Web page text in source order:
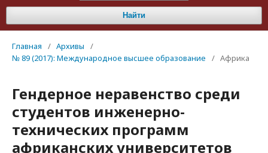
Найти
Главная / Архивы
/
№ 89 (2017): Международное высшее образование
/ Африка
Гендерное неравенство среди
студентов инженерно-
технических программ
африканских университетов